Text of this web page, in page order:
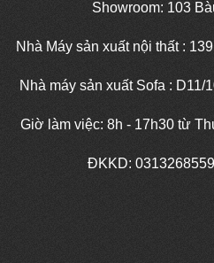
Showroom: 103
Nhà Máy sản xuất nội thất :
Nhà máy sản xuất Sofa : D11/
Giờ làm việc: 8h - 17h30 từ
ĐKKD: 0313268559